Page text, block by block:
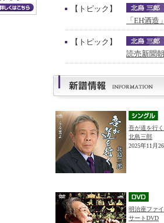
【トピック】
「EH酒
【トピック】
読売新聞
吾が道を行く
北島三郎
2025年11月
明治座ファ
サートDVD